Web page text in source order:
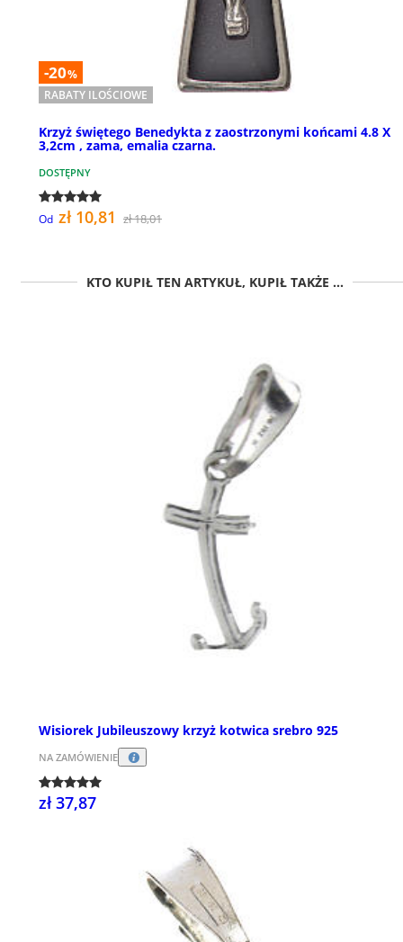
-20%
RABATY ILOŚCIOWE
Krzyż świętego Benedykta z zaostrzonymi końcami 4.8 X
3,2cm , zama, emalia czarna.
DOSTĘPNY
Od zł 10,81 zł 18,01
KTO KUPIŁ TEN ARTYKUŁ, KUPIŁ TAKŻE ...
Wisiorek Jubileuszowy krzyż kotwica srebro 925
NA ZAMÓWIENIE
zł 37,87